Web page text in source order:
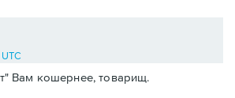
Вам кошернее, товарищ.